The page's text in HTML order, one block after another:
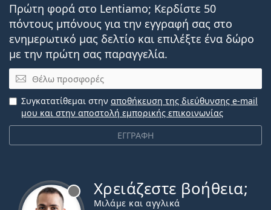
Πρώτη φορά στο Lentiamo; Κερδίστε 50
πόντους μπόνους για την εγγραφή σας στο
ενημερωτικό μας δελτίο και επιλέξτε ένα δώρο
με την πρώτη σας παραγγελία.
Email
ΕΓΓΡΑΦΗ
Συγκατατίθεμαι στην αποθήκευση της διεύθυνσης e-mail
μου και στην αποστολή εμπορικής επικοινωνίας
Χρειάζεστε βοήθεια;
Μιλάμε και αγγλικά